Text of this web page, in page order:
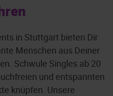
in Stuttgart bieten Dir
Menschen aus Deiner
Schwule Singles ab 20
und entspannten
knüpfen. Unsere